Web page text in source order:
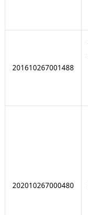
201610267001488
202010267000480